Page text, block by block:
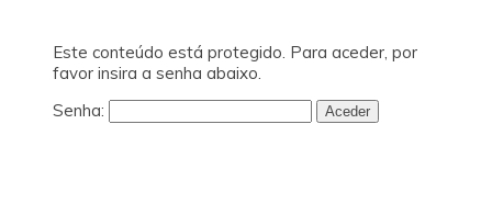
Este conteúdo está protegido. Para aceder, por
favor insira a senha abaixo.
Senha: